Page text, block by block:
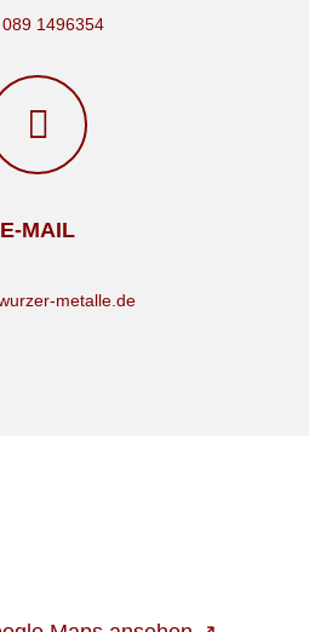
089 1496354
E-MAIL
metalle.de